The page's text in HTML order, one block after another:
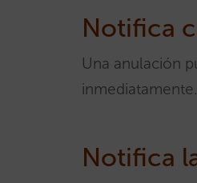
Notifica
Una anulación
inmediatamente.
Notifica